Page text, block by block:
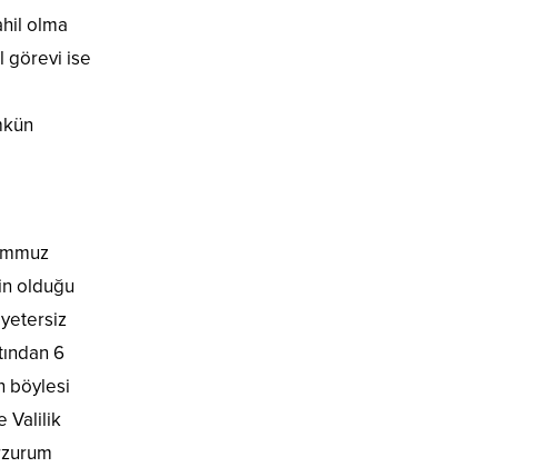
olma
görevi ise
olduğu
6
böylesi
Valilik